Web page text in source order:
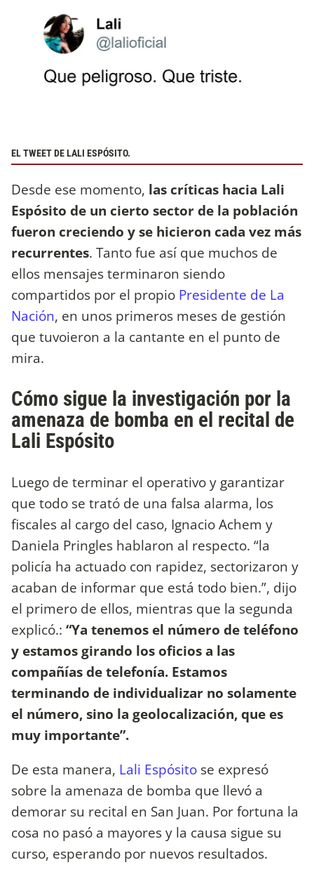
EL TWEET DE LALI ESPÓSITO.
Desde ese momento, las críticas hacia Lali
Espósito de un cierto sector de la población
fueron creciendo y se hicieron cada vez más
recurrentes. Tanto fue así que muchos de
ellos mensajes terminaron siendo
compartidos por el propio Presidente de La
Nación, en unos primeros meses de gestión
que tuvoieron a la cantante en el punto de
mira.
Cómo sigue la investigación por la
amenaza de bomba en el recital de
Lali Espósito
Luego de terminar el operativo y garantizar
que todo se trató de una falsa alarma, los
fiscales al cargo del caso, Ignacio Achem y
Daniela Pringles hablaron al respecto. “la
policía ha actuado con rapidez, sectorizaron y
acaban de informar que está todo bien.”, dijo
el primero de ellos, mientras que la segunda
explicó.: “Ya tenemos el número de teléfono
y estamos girando los oficios a las
compañías de telefonía. Estamos
terminando de individualizar no solamente
el número, sino la geolocalización, que es
muy importante”.
De esta manera, Lali Espósito se expresó
sobre la amenaza de bomba que llevó a
demorar su recital en San Juan. Por fortuna la
cosa no pasó a mayores y la causa sigue su
curso, esperando por nuevos resultados.